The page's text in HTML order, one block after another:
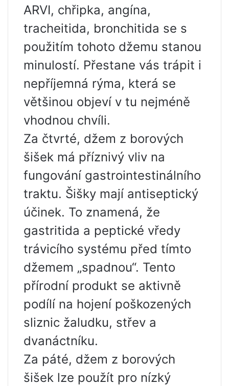
ARVI, chřipka, angína,
tracheitida, bronchitida se s
použitím tohoto džemu stanou
minulostí. Přestane vás trápit i
nepříjemná rýma, která se
většinou objeví v tu nejméně
vhodnou chvíli.
Za čtvrté, džem z borových
šišek má příznivý vliv na
fungování gastrointestinálního
traktu. Šišky mají antiseptický
účinek. To znamená, že
gastritida a peptické vředy
trávicího systému před tímto
džemem „spadnou“. Tento
přírodní produkt se aktivně
podílí na hojení poškozených
sliznic žaludku, střev a
dvanáctníku.
Za páté, džem z borových
šišek lze použít pro nízký